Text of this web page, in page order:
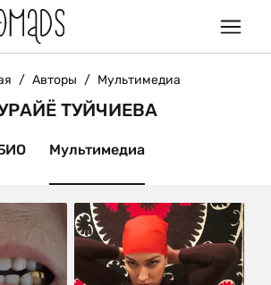
/ Авторы / Мультимедиа
ТУЙЧИЕВА
Мультимедиа